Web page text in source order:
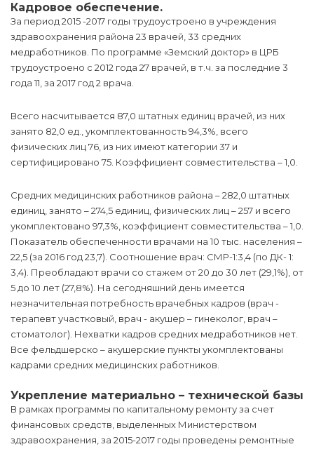
Кадровое обеспечение.
За период 2015 -2017 годы трудоустроено в учреждения
здравоохранения района 23 врачей, 33 средних
медработников. По программе «Земский доктор» в ЦРБ
трудоустроено с 2012 года 27 врачей, в т.ч. за последние 3
года 11, за 2017 год 2 врача.
Всего насчитывается 87,0 штатных единиц врачей, из них
занято 82,0 ед., укомплектованность 94,3%, всего
физических лиц 76, из них имеют категории 37 и
сертифицировано 75. Коэффициент совместительства – 1,0.
Средних медицинских работников района – 282,0 штатных
единиц, занято – 274,5 единиц, физических лиц – 257 и всего
укомплектовано 97,3%, коэффициент совместительства – 1,0.
Показатель обеспеченности врачами на 10 тыс. населения –
22,5 (за 2016 год 23,7). Соотношение врач: СМР-1:3,4 (по ДК- 1:
3,4). Преобладают врачи со стажем от 20 до 30 лет (29,1%), от
5 до 10 лет (27,8%). На сегодняшний день имеется
незначительная потребность врачебных кадров (врач -
терапевт участковый, врач - акушер – гинеколог, врач –
стоматолог). Нехватки кадров средних медработников нет.
Все фельдшерско – акушерские пункты укомплектованы
кадрами средних медицинских работников.
Укрепление материально – технической базы
В рамках программы по капитальному ремонту за счет
финансовых средств, выделенных Министерством
здравоохранения, за 2015-2017 годы проведены ремонтные